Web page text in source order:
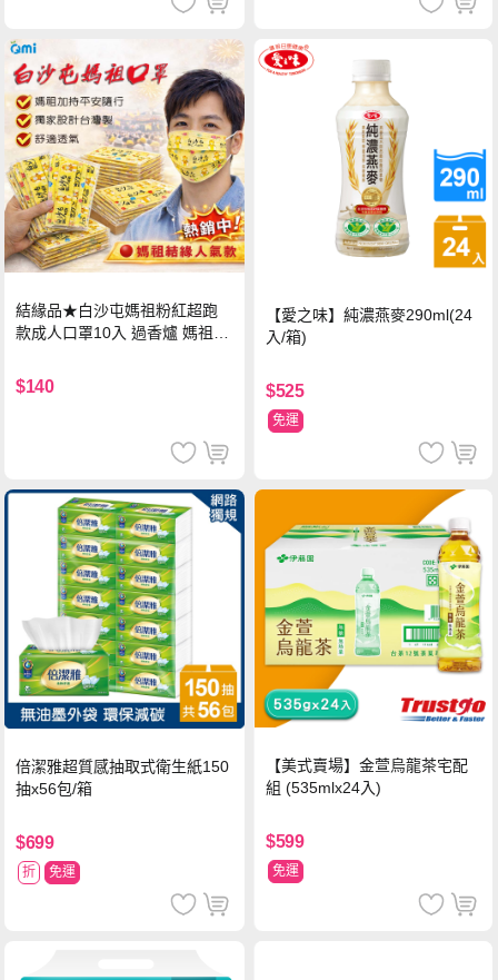
結緣品★白沙屯媽祖粉紅超跑
款成人口罩10入 過香爐 媽祖加
$140
【愛之味】純濃燕麥290ml(24
入/箱)
$525
免運
倍潔雅超質感抽取式衛生紙150
抽x56包/箱
$699
折 免運
【美式賣場】金萱烏龍茶宅配
組 (535mlx24入)
$599
免運